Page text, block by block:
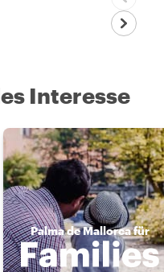
Interesse
Palma de Mallorca für